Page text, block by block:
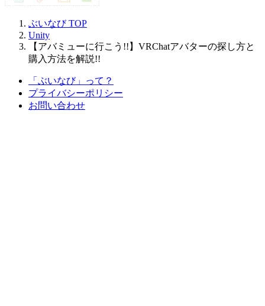
ぶいなびTOP
Unity
【アバミューに行こう!!】VRChatアバターの探し方と
購入方法を解説!!
「ぶいなび」って？
プライバシーポリシー
お問い合わせ